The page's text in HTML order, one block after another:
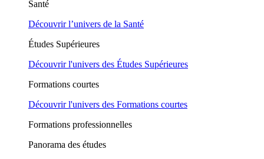
Santé
Découvrir l’univers de la Santé
Études Supérieures
Découvrir l'univers des Études Supérieures
Formations courtes
Découvrir l'univers des Formations courtes
Formations professionnelles
Panorama des études